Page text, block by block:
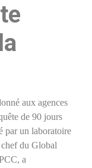
aux agences
de 90 jours
par un laboratoire
du Global
a